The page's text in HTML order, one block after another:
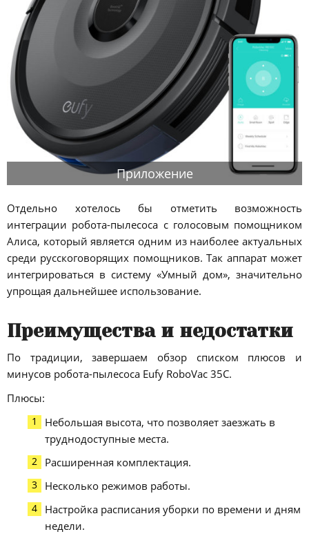
Приложение
Отдельно хотелось бы отметить возможность
интеграции робота-пылесоса с голосовым помощником
Алиса, который является одним из наиболее актуальных
среди русскоговорящих помощников. Так аппарат может
интегрироваться в систему «Умный дом», значительно
упрощая дальнейшее использование.
Преимущества и недостатки
По традиции, завершаем обзор списком плюсов и
минусов робота-пылесоса Eufy RoboVac 35C.
Плюсы:
Небольшая высота, что позволяет заезжать в
труднодоступные места.
Расширенная комплектация.
Несколько режимов работы.
Настройка расписания уборки по времени и дням
недели.